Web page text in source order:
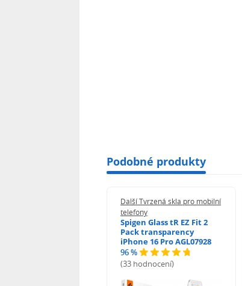
Podobné produkty
Další Tvrzená skla pro mobilní
telefony
Spigen Glass tR EZ Fit 2
Pack transparency
iPhone 16 Pro AGL07928
96 %
(33 hodnocení)